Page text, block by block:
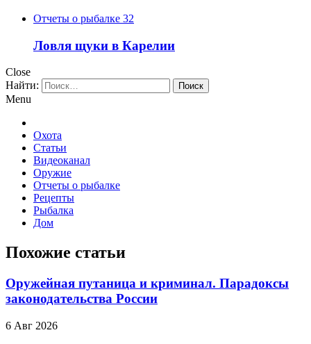
Отчеты о рыбалке 32
Ловля щуки в Карелии
Close
Найти:
Menu
Охота
Статьи
Видеоканал
Оружие
Отчеты о рыбалке
Рецепты
Рыбалка
Дом
Похожие статьи
Оружейная путаница и криминал. Парадоксы
законодательства России
6 Авг 2026